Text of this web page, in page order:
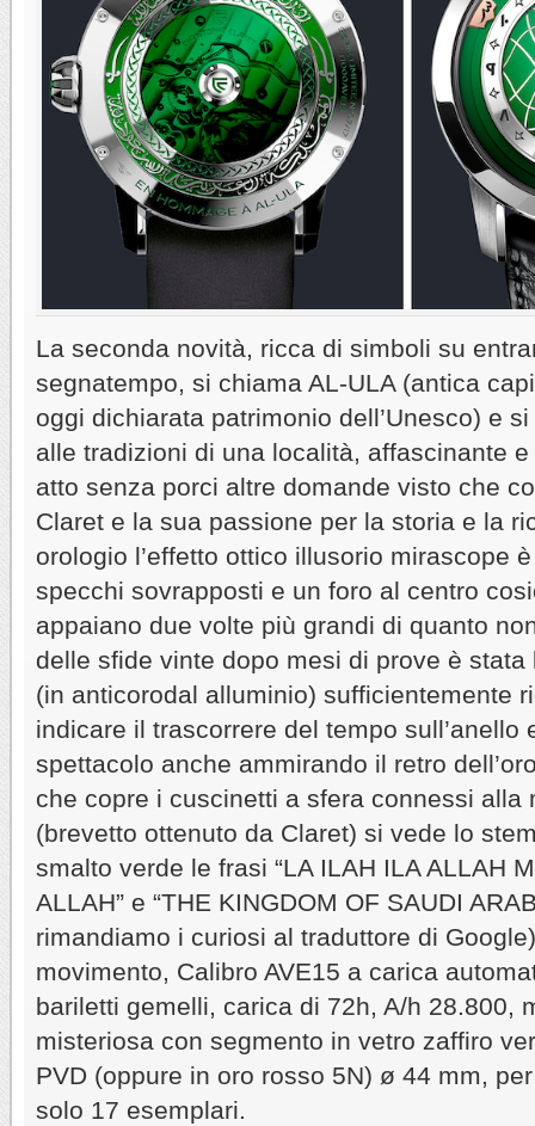
La seconda novità, ricca di simboli su
segnatempo, si chiama AL-ULA (antica
oggi dichiarata patrimonio dell’Unesco) e
alle tradizioni di una località, affascinante
atto senza porci altre domande visto che
Claret e la sua passione per la storia e la
orologio l’effetto ottico illusorio mirascope
specchi sovrapposti e un foro al centro
appaiano due volte più grandi di quanto
delle sfide vinte dopo mesi di prove è
(in anticorodal alluminio) sufficientemente
indicare il trascorrere del tempo sull’anello
spettacolo anche ammirando il retro
che copre i cuscinetti a sfera connessi alla
(brevetto ottenuto da Claret) si vede lo
smalto verde le frasi “LA ILAH ILA ALLAH
ALLAH” e “THE KINGDOM OF SAUDI
rimandiamo i curiosi al traduttore di
movimento, Calibro AVE15 a carica
bariletti gemelli, carica di 72h, A/h 28.800,
misteriosa con segmento in vetro zaffiro
PVD (oppure in oro rosso 5N) ø 44 mm,
solo 17 esemplari.